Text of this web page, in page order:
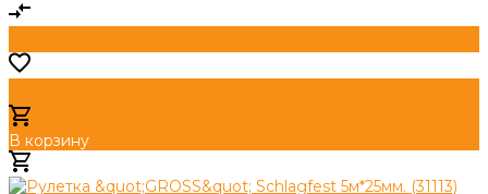
В корзину